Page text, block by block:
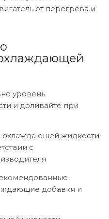
от перегрева и
уровень
и доливайте при
охлаждающей жидкости
с
добавки и